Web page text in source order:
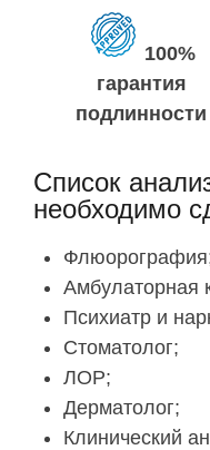
100%
гарантия
подлинности
Список
необходимо
Амбулаторная
Психиатр и
Стоматолог;
ЛОР;
Дерматолог;
Клинический